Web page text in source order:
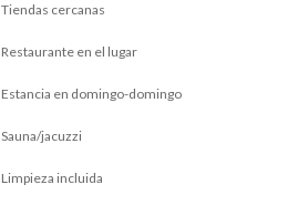
Tiendas cercanas
Restaurante en el lugar
Estancia en domingo-domingo
Sauna/jacuzzi
Limpieza incluida